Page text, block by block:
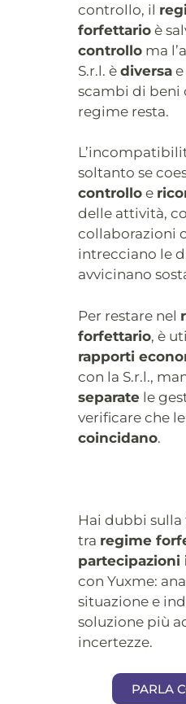
controllo, il
forfettarioè
controlloma
S.r.l. è diversae
scambi di beni
regime resta.
soltanto se
controlloe
delle attività,
collaborazioni
intrecciano le
avvicinano
Per restare nel
forfettario, è
rapporti
con la S.r.l.,
separatele
verificare che
coincidano.
Hai dubbi
tra regime
partecipazioni
con Yuxme:
situazione e
soluzione più
incertezze.
PARLA